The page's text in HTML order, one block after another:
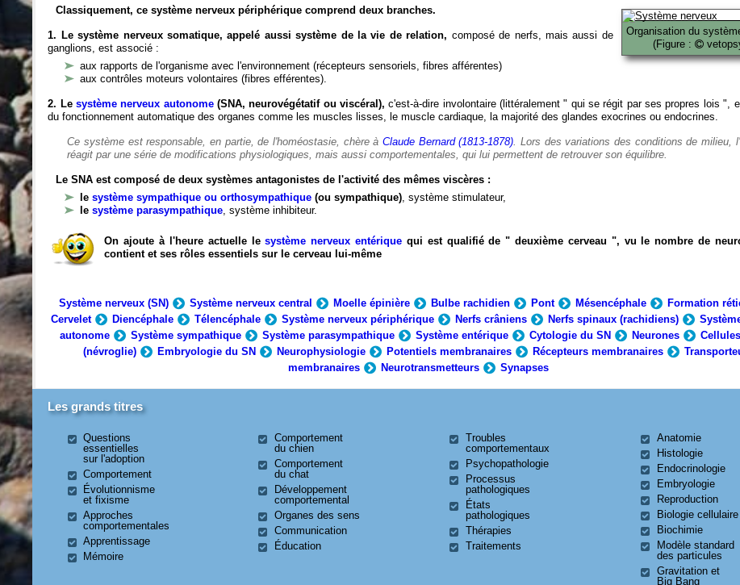
Organisation du
(Figure :
Classiquement, ce système nerveux périphérique comprend deux branches.
1. Le système nerveux somatique, appelé aussi système de la vie de relation, composé de nerfs, mais aussi de
ganglions, est associé :
aux rapports de l'organisme avec l'environnement (récepteurs sensoriels, fibres afférentes)
aux contrôles moteurs volontaires (fibres efférentes).
2. Le système nerveux autonome(SNA, neurovégétatif ou viscéral), c'est-à-dire involontaire (littéralement " qui se régit par ses propres lois ",
du fonctionnement automatique des organes comme les muscles lisses, le muscle cardiaque, la majorité des glandes exocrines ou endocrines.
Ce système est responsable, en partie, de l'homéostasie, chère àClaude Bernard (1813-1878). Lors des variations des conditions de milieu,
réagit par une série de modifications physiologiques, mais aussi comportementales, qui lui permettent de retrouver son équilibre.
Le SNA est composé de deux systèmes antagonistes de l'activité des mêmes viscères :
lesystème sympathique ou orthosympathique (ou sympathique), système stimulateur,
lesystème parasympathique, système inhibiteur.
On ajoute à l'heure actuelle lesystème nerveux entérique qui est qualifié de " deuxième cerveau ", vu le nombre de
contient et ses rôles essentiels sur le cerveau lui-même
Système nerveux (SN) Système nerveux central Moelle épinière Bulbe rachidien Pont Mésencéphale
Formation
Cervelet
Diencéphale Télencéphale Système nerveux périphérique Nerfs crâniens Nerfs spinaux (rachidiens)
autonome
Système sympathique Système parasympathique Système entérique Cytologie du SN Neurones
(névroglie)
Embryologie du SN Neurophysiologie Potentiels membranaires Récepteurs membranaires
membranaires
Neurotransmetteurs Synapses
Les grands titres
Questions
essentielles
sur l'adoption
Comportement
Évolutionnisme
et fixisme
Approches
comportementales
Apprentissage
Mémoire
Comportement
du chien
Comportement
du chat
Développement
comportemental
Organes des sens
Communication
Éducation
Troubles
comportementaux
Psychopathologie
Processus
pathologiques
États
pathologiques
Thérapies
Traitements
Anatomie
Histologie
Endocrinologie
Embryologie
Reproduction
Biologie cellulaire
Biochimie
Modèle standard
des particules
Gravitation et
Big Bang